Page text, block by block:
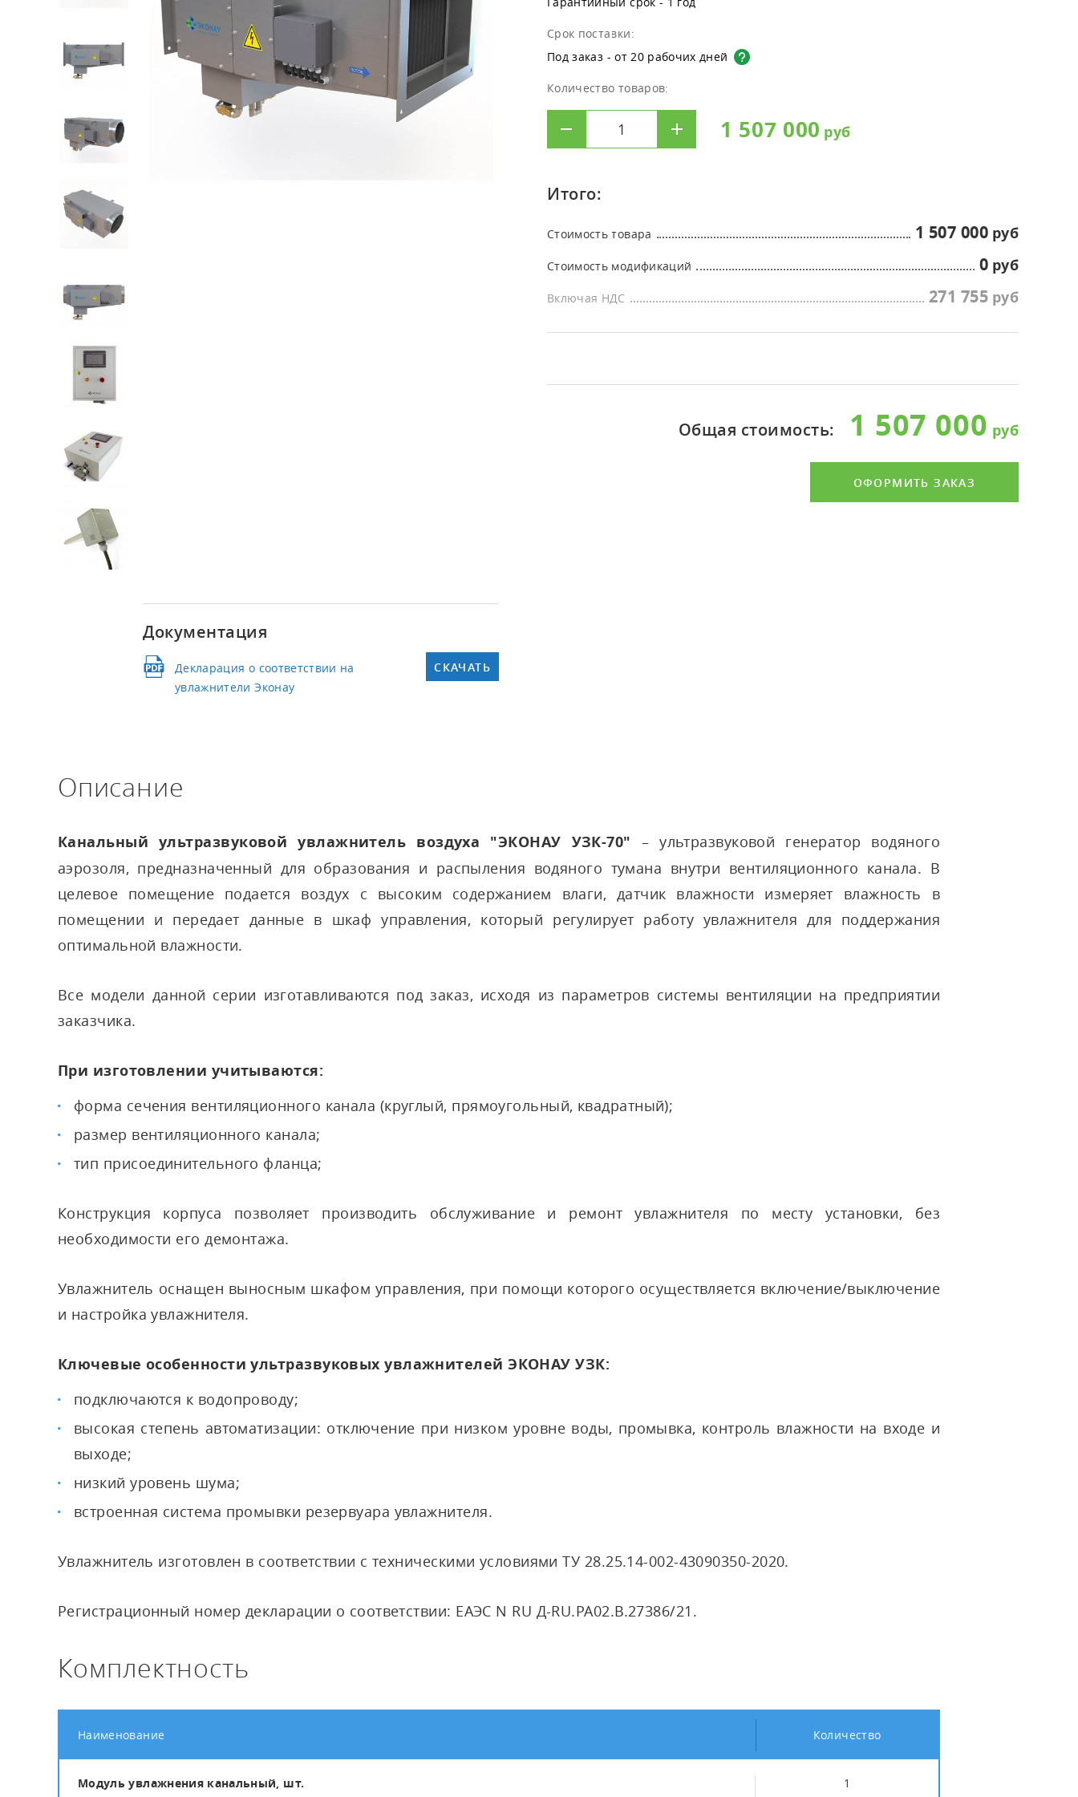
СИСТЕМЫ УВЛАЖНЕНИЯ ВОЗДУХА
Ультразвуковые увлажнители
Сотовые увлажнители
Увлажнители высокого давления
Комплектующие и КИПиА
Озонаторы воды для УЗВ
Озонаторы воды перед розливом
Блочно-модульные станции
водоподготовки
Увлажнители воздуха
Канальные увлажнители воздуха
[КИ-ОЗОН] Испытательные
озоновые камеры
лабораторий
ультразвуковых увлажнителей
Клининг
Дезинфекция
Климатические камеры,
Офисные и жилые помещения
Документация
Декларация о соответствии на
увлажнители Эконау
СКАЧАТЬ
Срок поставки:
Под заказ - от 20 рабочих дней
Количество товаров:
1 507 000
Итого:
Стоимость товара 1 507 000
Стоимость модификаций 0
Включая НДС 271 755
Общая стоимость: 1 507 000
ОФОРМИТЬ ЗАКАЗ
Описание
Канальный ультразвуковой увлажнитель воздуха "ЭКОНАУ УЗК-70" – ультразвуковой генератор водяного
аэрозоля, предназначенный для образования и распыления водяного тумана внутри вентиляционного канала. В
целевое помещение подается воздух с высоким содержанием влаги, датчик влажности измеряет влажность в
помещении и передает данные в шкаф управления, который регулирует работу увлажнителя для поддержания
оптимальной влажности.
Все модели данной серии изготавливаются под заказ, исходя из параметров системы вентиляции на предприятии
заказчика.
При изготовлении учитываются:
форма сечения вентиляционного канала (круглый, прямоугольный, квадратный);
размер вентиляционного канала;
тип присоединительного фланца;
Конструкция корпуса позволяет производить обслуживание и ремонт увлажнителя по месту установки, без
необходимости его демонтажа.
Увлажнитель оснащен выносным шкафом управления, при помощи которого осуществляется включение/выключение
и настройка увлажнителя.
Ключевые особенности ультразвуковых увлажнителей ЭКОНАУ УЗК:
подключаются к водопроводу;
высокая степень автоматизации: отключение при низком уровне воды, промывка, контроль влажности на входе и
выходе;
низкий уровень шума;
встроенная система промывки резервуара увлажнителя.
Увлажнитель изготовлен в соответствии с техническими условиями ТУ 28.25.14-002-43090350-2020.
Регистрационный номер декларации о соответствии: ЕАЭС N RU Д-RU.РА02.В.27386/21.
Комплектность
Наименование Количество
Модуль увлажнения канальный, шт. 1